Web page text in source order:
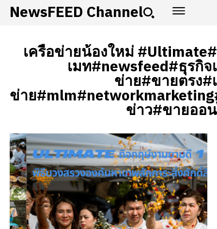
NewsFEED Channel
เครือข่ายน้องใหม่
เมท#newsfeed#ธุรกิจ
ข่าย#ขายตรง#
ข่าย
ข่าว#ขายออ